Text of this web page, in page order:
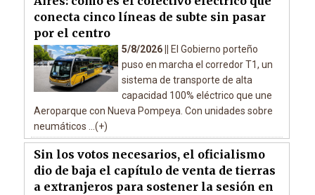
conecta cinco líneas de subte sin pasar
por el centro
5/8/2026 ||
El Gobierno porteño
puso en marcha el corredor T1, un
sistema de transporte de alta
capacidad 100% eléctrico que une
Aeroparque con Nueva Pompeya. Con unidades sobre
neumáticos ...(+)
Sin los votos necesarios, el oficialismo
dio de baja el capítulo de venta de tierras
a extranjeros para sostener la sesión en